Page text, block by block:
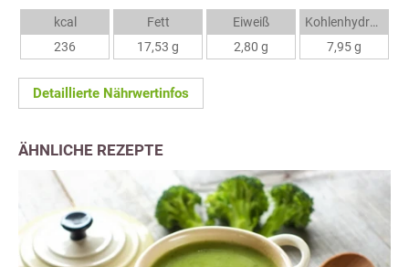
kcal
236
Fett
17,53 g
Eiweiß
2,80 g
Kohlenhydrate
7,95 g
Detaillierte Nährwertinfos
ÄHNLICHE REZEPTE